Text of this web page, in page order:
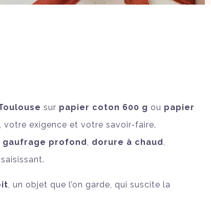
sur papier coton 600 g ou papier
exigence et votre savoir-faire.
gaufrage profond, dorure à chaud,
, un objet que l’on garde, qui suscite la